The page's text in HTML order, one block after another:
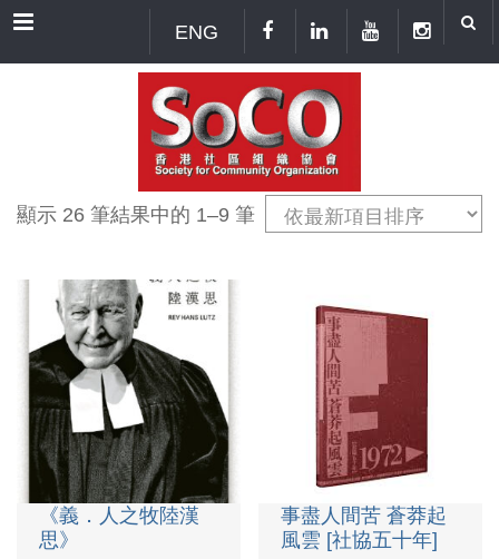
Menu ENG
顯示 26 筆結果中的 1–9 筆
《義．人之牧陸漢
思》
事盡人間苦 蒼莽起
風雲 [社協五十年]